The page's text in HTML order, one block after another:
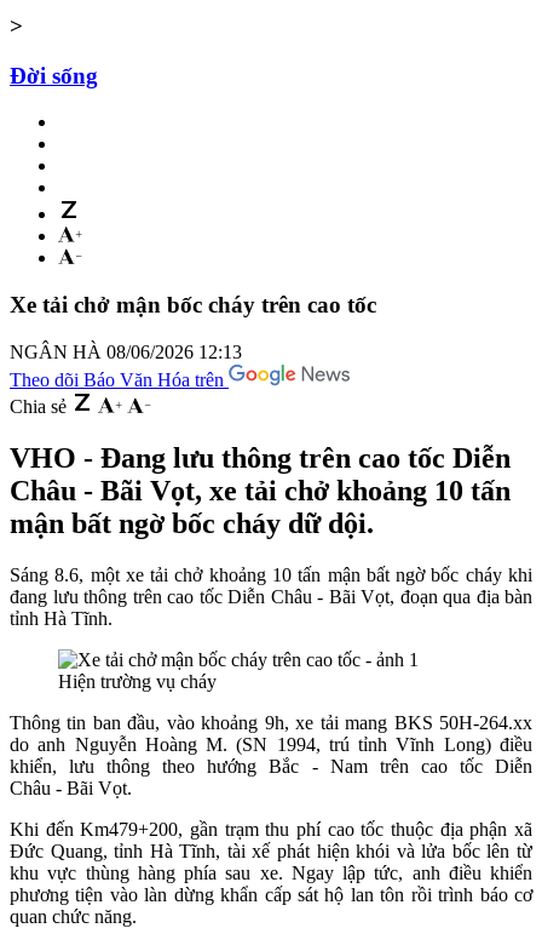
>
Đời sống
Xe tải chở mận bốc cháy trên cao tốc
NGÂN HÀ 08/06/2026 12:13
Theo dõi Báo Văn Hóa trên
Chia sẻ
VHO - Đang lưu thông trên cao tốc Diễn
Châu - Bãi Vọt, xe tải chở khoảng 10 tấn
mận bất ngờ bốc cháy dữ dội.
Sáng 8.6, một xe tải chở khoảng 10 tấn mận bất ngờ bốc cháy khi
đang lưu thông trên cao tốc Diễn Châu - Bãi Vọt, đoạn qua địa bàn
tỉnh Hà Tĩnh.
Hiện trường vụ cháy
Thông tin ban đầu, vào khoảng 9h, xe tải mang BKS 50H-264.xx
do anh Nguyễn Hoàng M. (SN 1994, trú tỉnh Vĩnh Long) điều
khiển, lưu thông theo hướng Bắc - Nam trên cao tốc Diễn
Châu - Bãi Vọt.
Khi đến Km479+200, gần trạm thu phí cao tốc thuộc địa phận xã
Đức Quang, tỉnh Hà Tĩnh, tài xế phát hiện khói và lửa bốc lên từ
khu vực thùng hàng phía sau xe. Ngay lập tức, anh điều khiển
phương tiện vào làn dừng khẩn cấp sát hộ lan tôn rồi trình báo cơ
quan chức năng.